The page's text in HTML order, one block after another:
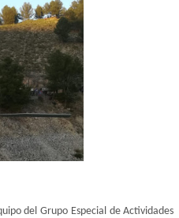
del Grupo Especial de Actividades